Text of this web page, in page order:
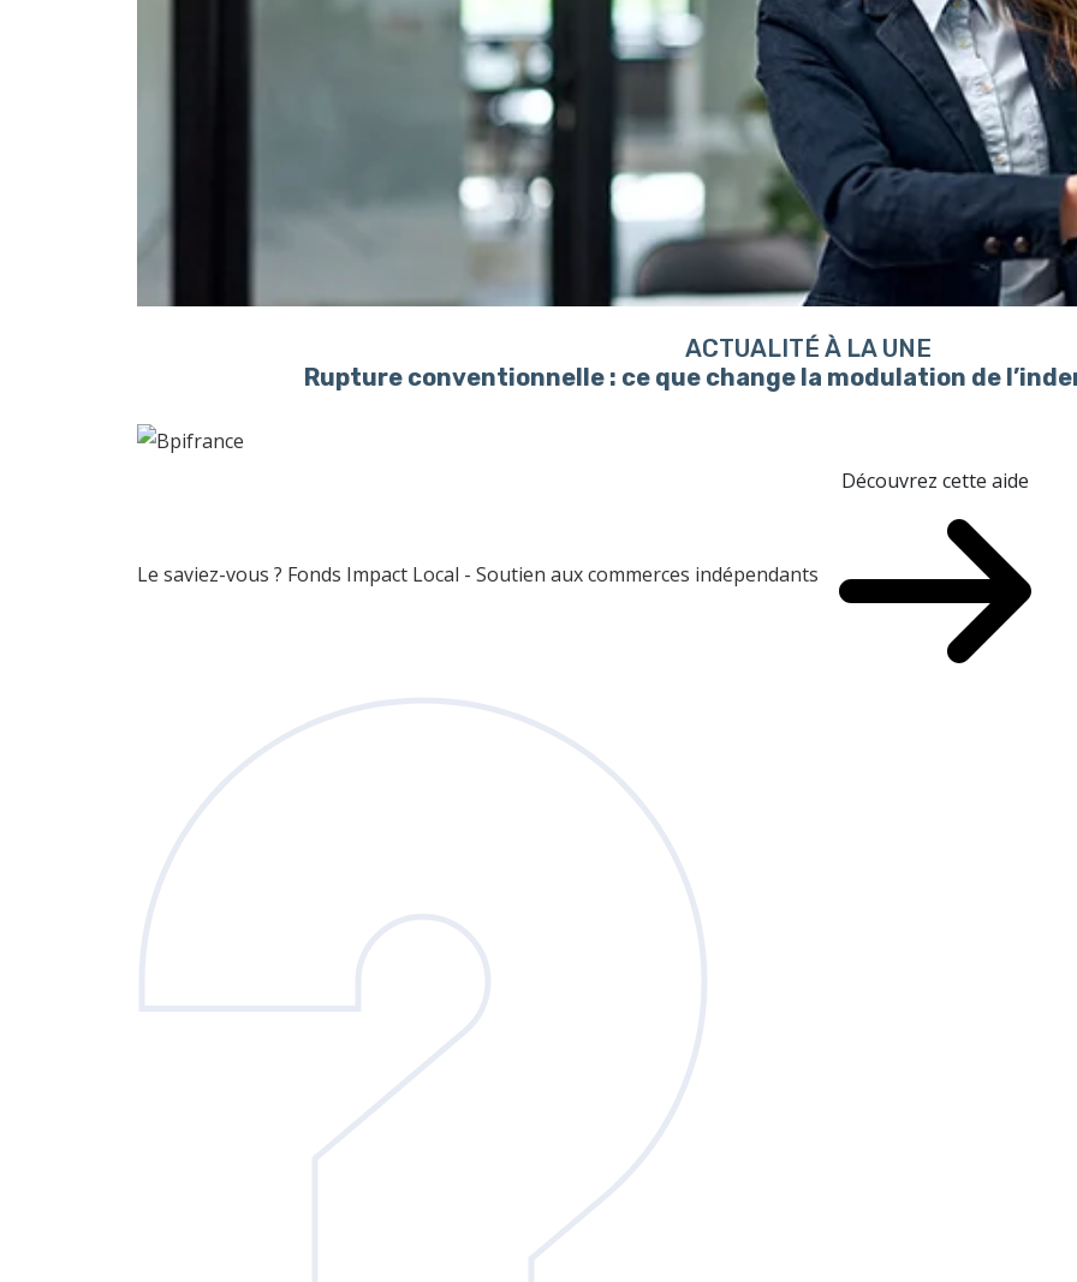
ACTUALITÉ À LA UNE
Rupture conventionnelle : ce que change la modulation de
Le saviez-vous ? Fonds Impact Local - Soutien aux commerces indépendants
Découvrez cette aide